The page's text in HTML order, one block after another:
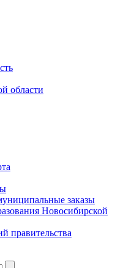
области
заказы
Новосибирской
правительства